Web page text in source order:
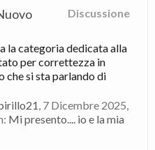
Discussione
la categoria dedicata alla
per correttezza in
che si sta parlando di
, 7 Dicembre 2025,
Mi presento.... io e la mia